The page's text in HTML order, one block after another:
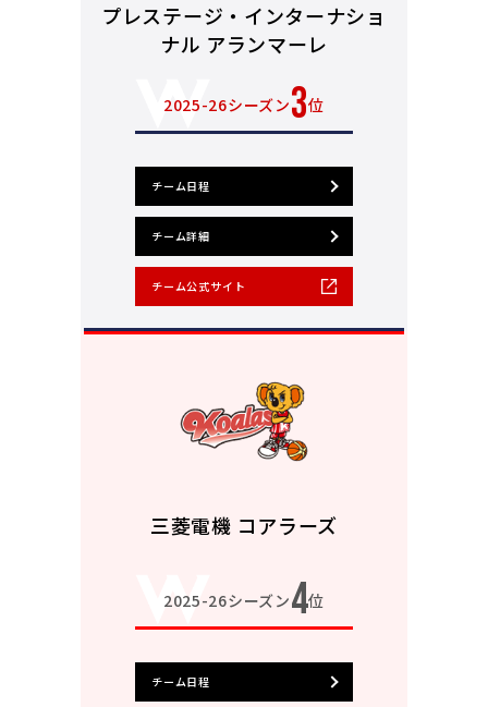
プレステージ・インターナショ
ナル アランマーレ
2025-26シーズン3位
チーム日程
チーム詳細
チーム公式サイト
三菱電機 コアラーズ
2025-26シーズン4位
チーム日程